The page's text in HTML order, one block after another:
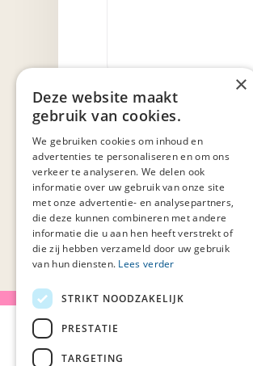
Wil je dat we contact
Ik ga akkoord met de
×
Deze website maakt
gebruik van cookies.
We gebruiken cookies om inhoud en
advertenties te personaliseren en om ons
verkeer te analyseren. We delen ook
informatie over uw gebruik van onze site
met onze advertentie- en analysepartners,
die deze kunnen combineren met andere
informatie die u aan hen heeft verstrekt of
die zij hebben verzameld door uw gebruik
van hun diensten. Lees verder
STRIKT NOODZAKELIJK
PRESTATIE
TARGETING